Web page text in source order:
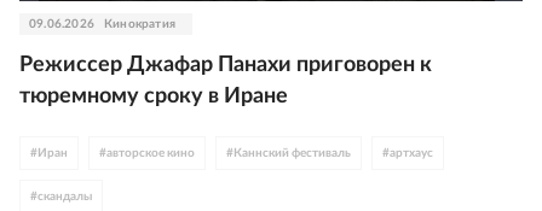
09.06.2026 Кинократия
Режиссер Джафар Панахи приговорен к
тюремному сроку в Иране
# Иран #авторское кино # Каннский фестиваль #артхаус
#скандалы